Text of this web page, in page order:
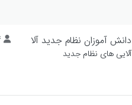
دانش آموزان نظام جدید آلا
1,204
آلایی های نظام جدید